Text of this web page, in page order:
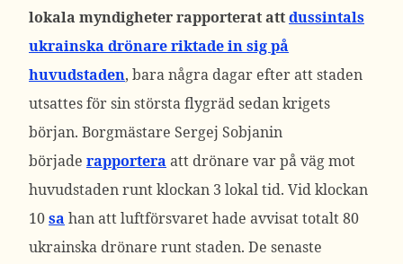
lokala myndigheter rapporterat attdussintals
ukrainska drönare riktade in sig på
huvudstaden, bara några dagar efter att staden
utsattes för sin största flygräd sedan krigets
början. Borgmästare Sergej Sobjanin
började rapportera att drönare var på väg mot
huvudstaden runt klockan 3 lokal tid. Vid klockan
10sa han att luftförsvaret hade avvisat totalt 80
ukrainska drönare runt staden. De senaste